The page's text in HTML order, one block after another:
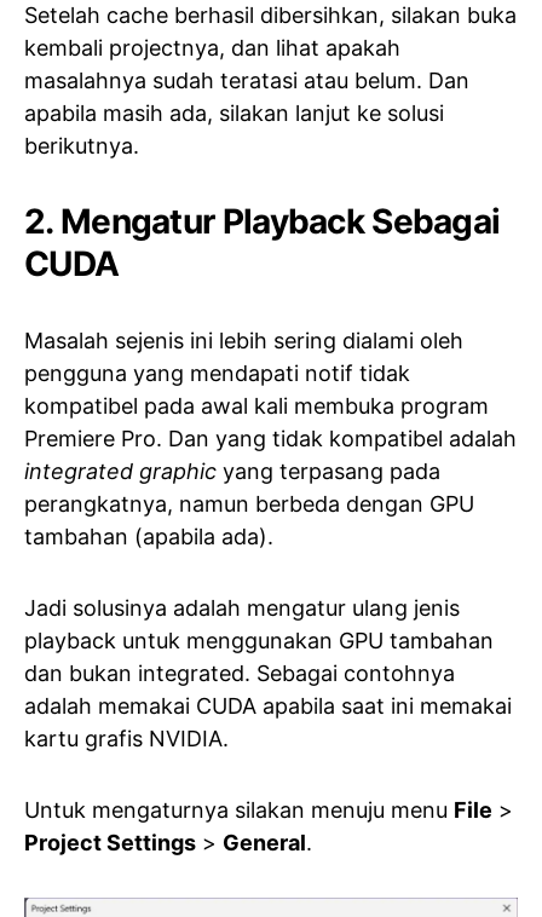
Setelah cache berhasil dibersihkan, silakan buka
kembali projectnya, dan lihat apakah
masalahnya sudah teratasi atau belum. Dan
apabila masih ada, silakan lanjut ke solusi
berikutnya.
2. Mengatur Playback Sebagai
CUDA
Masalah sejenis ini lebih sering dialami oleh
pengguna yang mendapati notif tidak
kompatibel pada awal kali membuka program
Premiere Pro. Dan yang tidak kompatibel adalah
integrated graphic yang terpasang pada
perangkatnya, namun berbeda dengan GPU
tambahan (apabila ada).
Jadi solusinya adalah mengatur ulang jenis
playback untuk menggunakan GPU tambahan
dan bukan integrated. Sebagai contohnya
adalah memakai CUDA apabila saat ini memakai
kartu grafis NVIDIA.
Untuk mengaturnya silakan menuju menu File >
Project Settings > General.